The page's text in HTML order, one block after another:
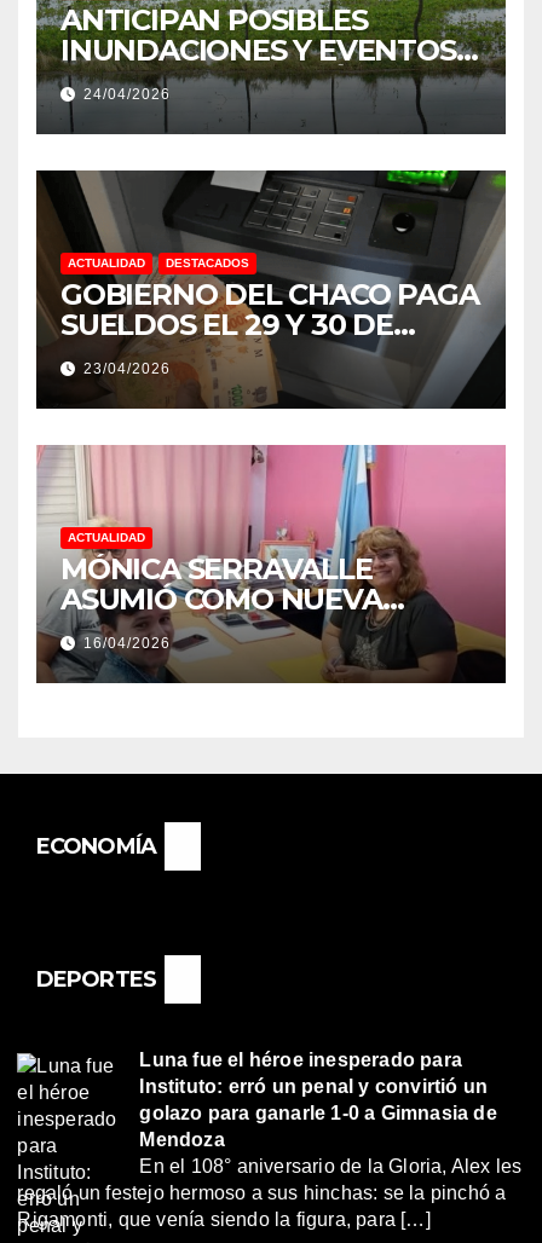
ANTICIPAN POSIBLES
INUNDACIONES Y EVENTOS
EXTREMOS: “PODRÍA SER UN
NIÑO MUY IMPORTANTE”
24/04/2026
ACTUALIDAD DESTACADOS
GOBIERNO DEL CHACO PAGA
SUELDOS EL 29 Y 30 DE
ABRIL, CON EL 2% DE
AUMENTO
23/04/2026
ACTUALIDAD
MÓNICA SERRAVALLE
ASUMIÓ COMO NUEVA
DIRECTORA DEL E.E.S. N° 82
«RENÉ FAVALORO» DE
BASAIL.
16/04/2026
ECONOMÍA
DEPORTES
Luna fue el héroe inesperado para
Instituto: erró un penal y convirtió un
golazo para ganarle 1-0 a Gimnasia de
Mendoza
En el 108° aniversario de la Gloria, Alex les
regaló un festejo hermoso a sus hinchas: se la pinchó a
Rigamonti, que venía siendo la figura, para […]